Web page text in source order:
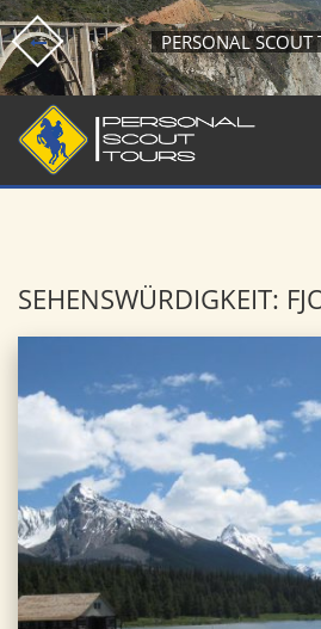
PERSONAL SCOUT
SEHENSWÜRDIGKEIT: